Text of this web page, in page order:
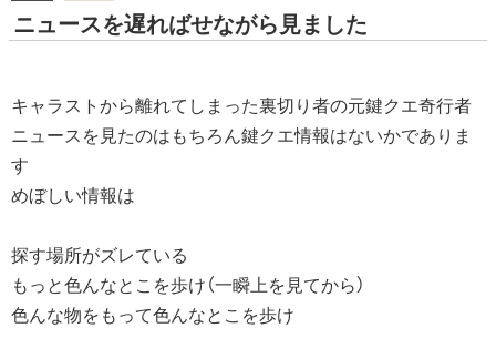
ニュースを遅ればせながら見ました
キャラストから離れてしまった裏切り者の元鍵クエ奇行者
ニュースを見たのはもちろん鍵クエ情報はないかでありま
す
めぼしい情報は
探す場所がズレている
もっと色んなとこを歩け（一瞬上を見てから）
色んな物をもって色んなとこを歩け